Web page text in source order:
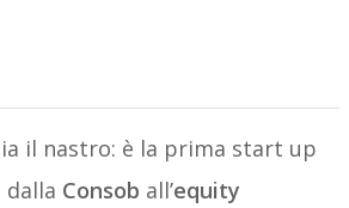
il nastro: è la prima start up
Consob all’equity